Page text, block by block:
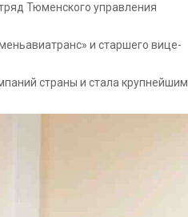
Тюменского управления
и старшего вице-
страны и стала крупнейшим